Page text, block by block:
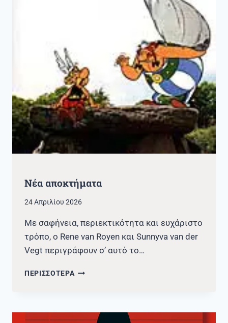
Νέα αποκτήματα
24 Απριλίου 2026
Με σαφήνεια, περιεκτικότητα και ευχάριστο
τρόπο, ο Rene van Royen και Sunnyva van der
Vegt περιγράφουν σ’ αυτό το…
ΠΕΡΙΣΣΟΤΕΡΑ ΝΈΑ